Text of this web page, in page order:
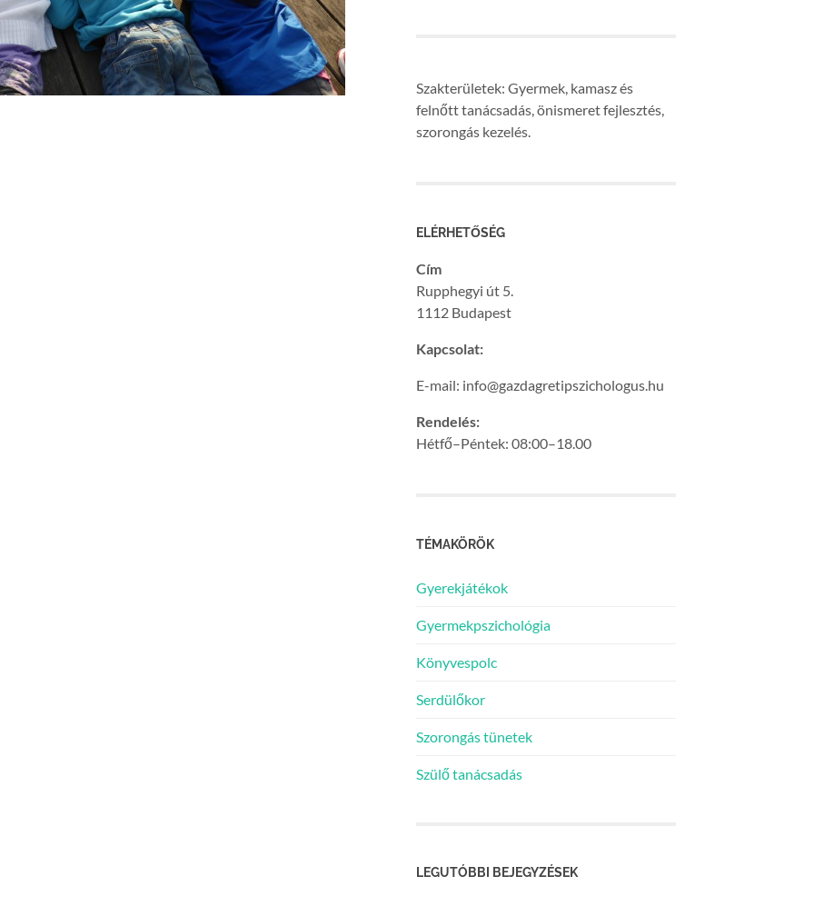
Szakterületek: Gyermek, kamasz és
felnőtt tanácsadás, önismeret fejlesztés,
szorongás kezelés.
ELÉRHETŐSÉG
Cím
Rupphegyi út 5.
1112 Budapest
Kapcsolat:
E-mail: info@gazdagretipszichologus.hu
Rendelés:
Hétfő–Péntek: 08:00–18.00
TÉMAKÖRÖK
Gyerekjátékok
Gyermekpszichológia
Könyvespolc
Serdülőkor
Szorongás tünetek
Szülő tanácsadás
LEGUTÓBBI BEJEGYZÉSEK